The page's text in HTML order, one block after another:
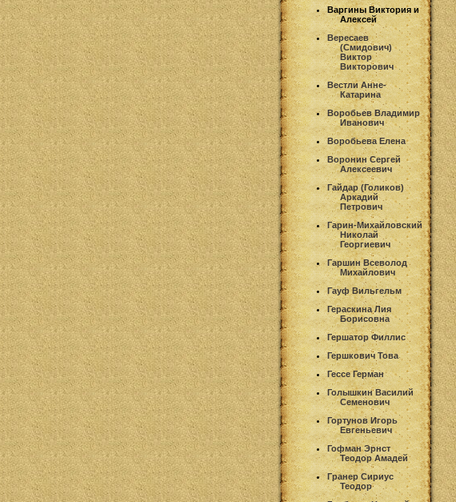
Варгины Виктория и
Алексей
Вересаев
(Смидович)
Виктор
Викторович
Вестли Анне-
Катарина
Воробьев Владимир
Иванович
Воробьева Елена
Воронин Сергей
Алексеевич
Гайдар (Голиков)
Аркадий
Петрович
Гарин-Михайловский
Николай
Георгиевич
Гаршин Всеволод
Михайлович
Гауф Вильгельм
Гераскина Лия
Борисовна
Гершатор Филлис
Гершкович Това
Гессе Герман
Голышкин Василий
Семенович
Гортунов Игорь
Евгеньевич
Гофман Эрнст
Теодор Амадей
Гранер Сириус
Теодор